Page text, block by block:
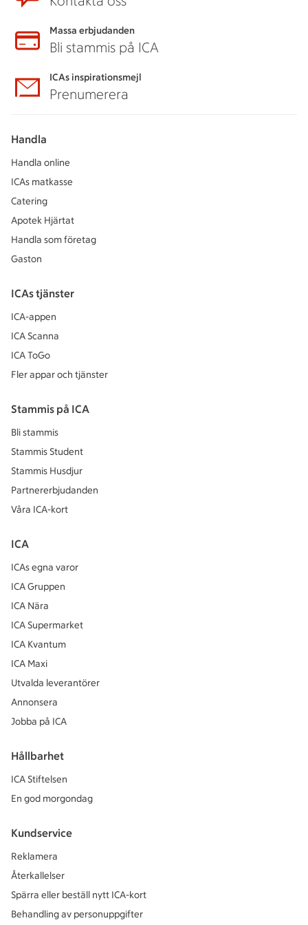
Massa erbjudanden
Bli stammis på ICA
ICAs inspirationsmejl
Prenumerera
Handla
Handla online
ICAs matkasse
Catering
Apotek Hjärtat
Handla som företag
Gaston
ICAs tjänster
ICA-appen
ICA Scanna
ICA ToGo
Fler appar och tjänster
Stammis på ICA
Bli stammis
Stammis Student
Stammis Husdjur
Partnererbjudanden
Våra ICA-kort
ICA
ICAs egna varor
ICA Gruppen
ICA Nära
ICA Supermarket
ICA Kvantum
ICA Maxi
Utvalda leverantörer
Annonsera
Jobba på ICA
Hållbarhet
ICA Stiftelsen
En god morgondag
Kundservice
Reklamera
Återkallelser
Spärra eller beställ nytt ICA-kort
Behandling av personuppgifter